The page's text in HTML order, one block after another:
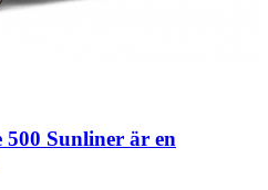
Sunliner är en